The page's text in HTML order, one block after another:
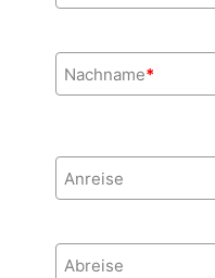
Nachname*
Anreise
Abreise